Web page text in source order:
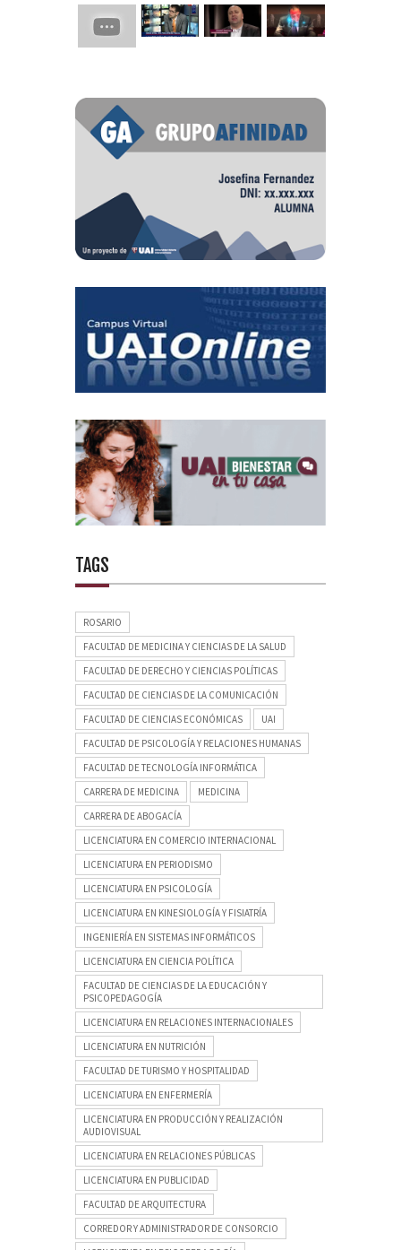
TAGS
ROSARIO
FACULTAD DE MEDICINA Y CIENCIAS DE LA SALUD
FACULTAD DE DERECHO Y CIENCIAS POLÍTICAS
FACULTAD DE CIENCIAS DE LA COMUNICACIÓN
FACULTAD DE CIENCIAS ECONÓMICAS
UAI
FACULTAD DE PSICOLOGÍA Y RELACIONES HUMANAS
FACULTAD DE TECNOLOGÍA INFORMÁTICA
CARRERA DE MEDICINA
MEDICINA
CARRERA DE ABOGACÍA
LICENCIATURA EN COMERCIO INTERNACIONAL
LICENCIATURA EN PERIODISMO
LICENCIATURA EN PSICOLOGÍA
LICENCIATURA EN KINESIOLOGÍA Y FISIATRÍA
INGENIERÍA EN SISTEMAS INFORMÁTICOS
LICENCIATURA EN CIENCIA POLÍTICA
FACULTAD DE CIENCIAS DE LA EDUCACIÓN Y
PSICOPEDAGOGÍA
LICENCIATURA EN RELACIONES INTERNACIONALES
LICENCIATURA EN NUTRICIÓN
FACULTAD DE TURISMO Y HOSPITALIDAD
LICENCIATURA EN ENFERMERÍA
LICENCIATURA EN PRODUCCIÓN Y REALIZACIÓN
AUDIOVISUAL
LICENCIATURA EN RELACIONES PÚBLICAS
LICENCIATURA EN PUBLICIDAD
FACULTAD DE ARQUITECTURA
CORREDOR Y ADMINISTRADOR DE CONSORCIO